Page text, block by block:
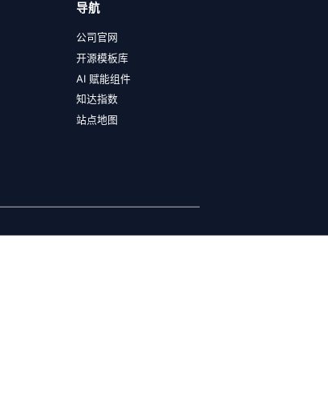
导航
公司官网
开源模板库
AI 赋能组件
知达指数
站点地图